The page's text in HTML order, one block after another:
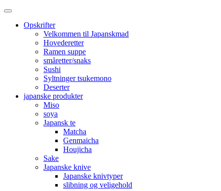
Opskrifter
Velkommen til Japanskmad
Hovederetter
Ramen suppe
småretter/snaks
Sushi
Syltninger tsukemono
Deserter
japanske produkter
Miso
soya
Japansk te
Matcha
Genmaicha
Houjicha
Sake
Japanske knive
Japanske knivtyper
slibning og veligehold